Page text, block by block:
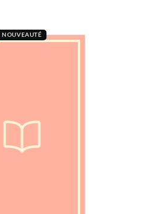
NOUVEAUTÉ